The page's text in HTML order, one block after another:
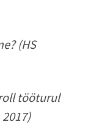
(HS
tööturul